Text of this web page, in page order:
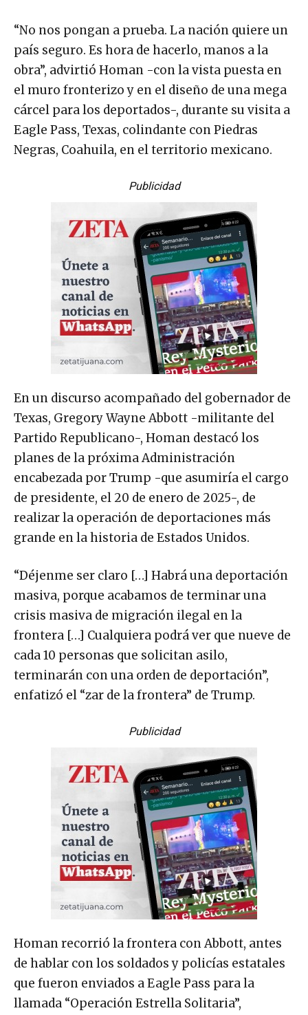
“No nos pongan a prueba. La nación quiere un
país seguro. Es hora de hacerlo, manos a la
obra”, advirtió Homan -con la vista puesta en
el muro fronterizo y en el diseño de una mega
cárcel para los deportados-, durante su visita a
Eagle Pass, Texas, colindante con Piedras
Negras, Coahuila, en el territorio mexicano.
Publicidad
En un discurso acompañado del gobernador de
Texas, Gregory Wayne Abbott -militante del
Partido Republicano-, Homan destacó los
planes de la próxima Administración
encabezada por Trump -que asumiría el cargo
de presidente, el 20 de enero de 2025-, de
realizar la operación de deportaciones más
grande en la historia de Estados Unidos.
“Déjenme ser claro […] Habrá una deportación
masiva, porque acabamos de terminar una
crisis masiva de migración ilegal en la
frontera […] Cualquiera podrá ver que nueve de
cada 10 personas que solicitan asilo,
terminarán con una orden de deportación”,
enfatizó el “zar de la frontera” de Trump.
Publicidad
Homan recorrió la frontera con Abbott, antes
de hablar con los soldados y policías estatales
que fueron enviados a Eagle Pass para la
llamada “Operación Estrella Solitaria”,